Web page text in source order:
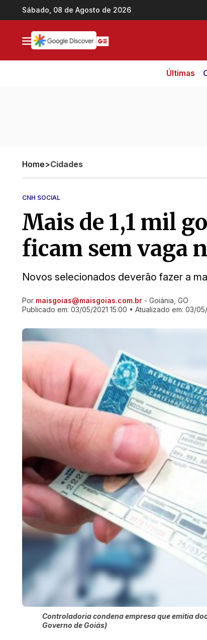
Ir direto pro conteúdo
Sábado, 08 de Agosto de 2026
Últimas
Home>Cidades
CNH SOCIAL
Mais de 1,1 mil
ficam sem vaga
Novos selecionados deverão fazer a
Ir direto pra matéria
Por maisgoias@maisgoias.com.br - Goiânia, GO
Publicado em: 03/05/2021 15:00 • Atualizado em: 03/05/
Controladoria condena empresa que emitia
Governo de Goiás)